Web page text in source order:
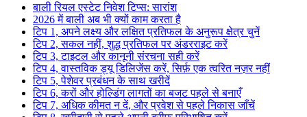
बाली रियल एस्टेट निवेश टिप्स: सारांश
2026 में बाली अब भी क्यों काम करता है
टिप 1, अपने लक्ष्य और लक्षित प्रतिफल के अनुरूप क्षेत्र चुनें
टिप 2, सकल नहीं, शुद्ध प्रतिफल पर अंडरराइट करें
टिप 3, टाइटल और कानूनी संरचना सही करें
टिप 4, वास्तविक ड्यू डिलिजेंस करें, सिर्फ़ एक त्वरित नज़र नहीं
टिप 5, पेशेवर प्रबंधन के साथ खरीदें
टिप 6, करों और होल्डिंग लागतों का बजट पहले से बनाएँ
टिप 7, अधिक कीमत न दें, और प्रवेश से पहले निकास जाँचें